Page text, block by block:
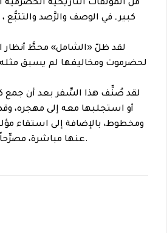
من المؤلّفات التاريخية الحضرمية
كبير ـ في الوصف والرَّصد
لقد ظلّ «الشامل» محطَّ أنظار
لحضرموت ومخاليفها لم يسبق مثله
لقد صُنِّف هذا السِّفر بعد أن جمع
أو استجلبها معه إلى مهجره،
ومخطوط، بالإضافة إلى استقاء
عنها مباشرة، مصرِّحاً بأسمائها، بالإضافة إلى مشاهداته ورحلاته الشخصية.